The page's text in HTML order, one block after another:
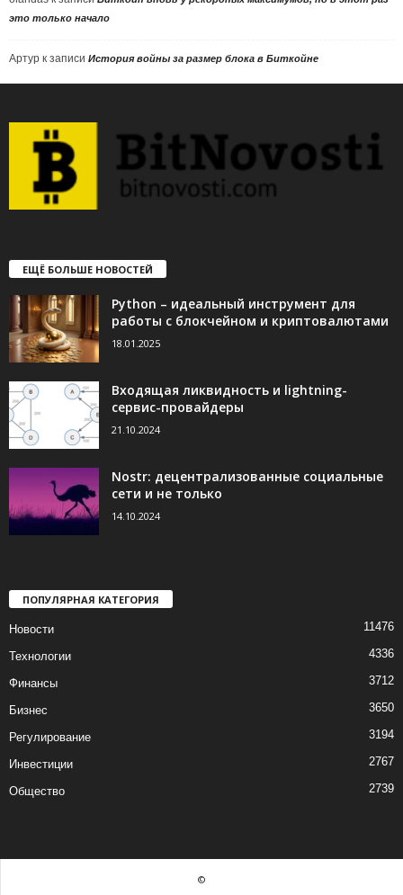
это только начало
Артур к записи История войны за размер блока в Биткойне
ЕЩЁ БОЛЬШЕ НОВОСТЕЙ
Python – идеальный инструмент для
работы с блокчейном и криптовалютами
18.01.2025
Входящая ликвидность и lightning-
сервис-провайдеры
21.10.2024
Nostr: децентрализованные социальные
сети и не только
14.10.2024
ПОПУЛЯРНАЯ КАТЕГОРИЯ
Новости 11476
Технологии 4336
Финансы 3712
Бизнес 3650
Регулирование 3194
Инвестиции 2767
Общество 2739
©